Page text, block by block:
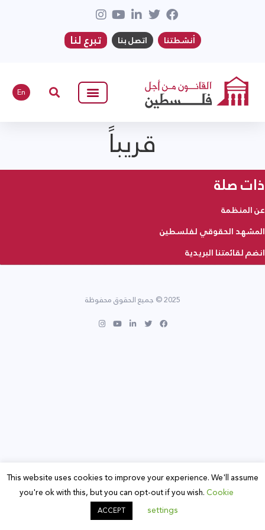
أنشطتنا اتصل بنا تبرع لنا
En
قريباً
ذات صلة
عن المنظمة
المشهد الحقوقي لفلسطين
انضم لقائمتنا البريدية
2025 © جميع الحقوق محفوظة
This website uses cookies to improve your experience. We'll assume
you're ok with this, but you can opt-out if you wish.Cookie
settings
ACCEPT